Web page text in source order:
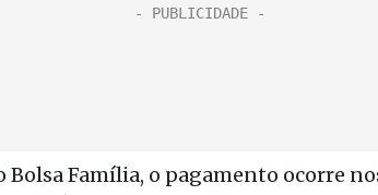
Família, o pagamento ocorre